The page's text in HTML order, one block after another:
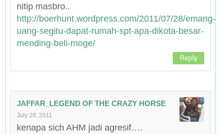
nitip masbro..
http://boerhunt.wordpress.com/2011/07/28/emang-
uang-segitu-dapat-rumah-spt-apa-dikota-besar-
mending-beli-moge/
Reply
JAFFAR_LEGEND OF THE CRAZY HORSE
July 28, 2011
kenapa sich AHM jadi agresif….